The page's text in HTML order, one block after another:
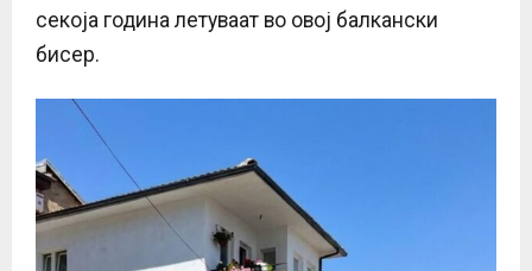
секоја година летуваат во овој балкански
бисер.